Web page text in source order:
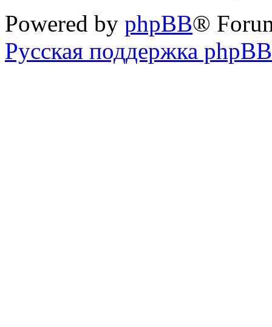
Powered by phpBB®
Русская поддержка phpBB